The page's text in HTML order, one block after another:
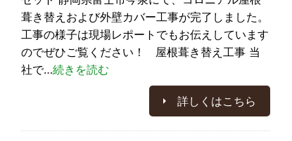
葺き替えおよび外壁カバー工事が完了しました。
工事の様子は現場レポートでもお伝えしています
のでぜひご覧ください！ 屋根葺き替え工事 当
社で…続きを読む
詳しくはこちら